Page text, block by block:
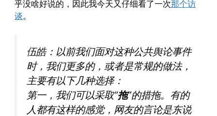
乎没啥好说的，因此我今天又仔细看了一次那个访
谈。
伍皓：以前我们面对这种公共舆论事件
时，我们更多的，或者是常规的做法，
主要有以下几种选择：
第一，我们可以采取“拖”的措拖。有的
人都有这样的感觉，网友的言论是东说